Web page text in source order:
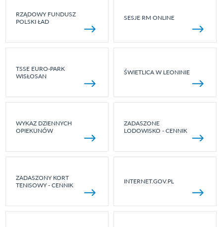
RZĄDOWY FUNDUSZ
POLSKI ŁAD
SESJE RM ONLINE
TSSE EURO-PARK
WISŁOSAN
ŚWIETLICA W LEONINIE
WYKAZ DZIENNYCH
OPIEKUNÓW
ZADASZONE
LODOWISKO - CENNIK
ZADASZONY KORT
TENISOWY - CENNIK
INTERNET.GOV.PL